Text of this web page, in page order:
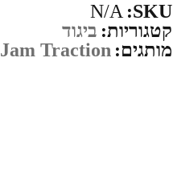
SKU:
N/A
קטגוריות: ביגוד
מותגים: Jam Traction